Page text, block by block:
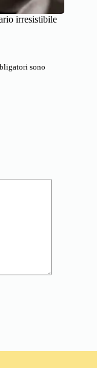
irresistibile
sono